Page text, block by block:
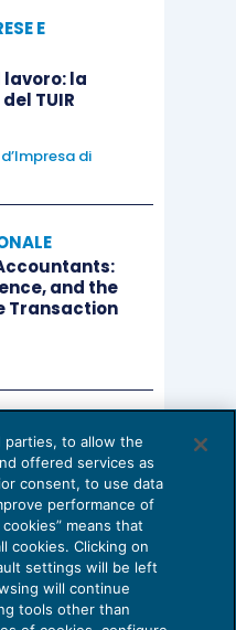
E
la
TUIR
di
and the
Transaction
le
Dovier
parties, to allow the
offered services as
consent, to use data
performance of
means that
cookies. Clicking on
settings will be left
will continue
tools other than